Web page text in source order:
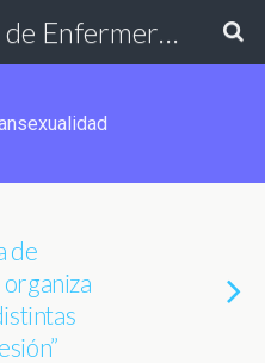
Excmo. Colegio de Enfermería de Cádiz
de